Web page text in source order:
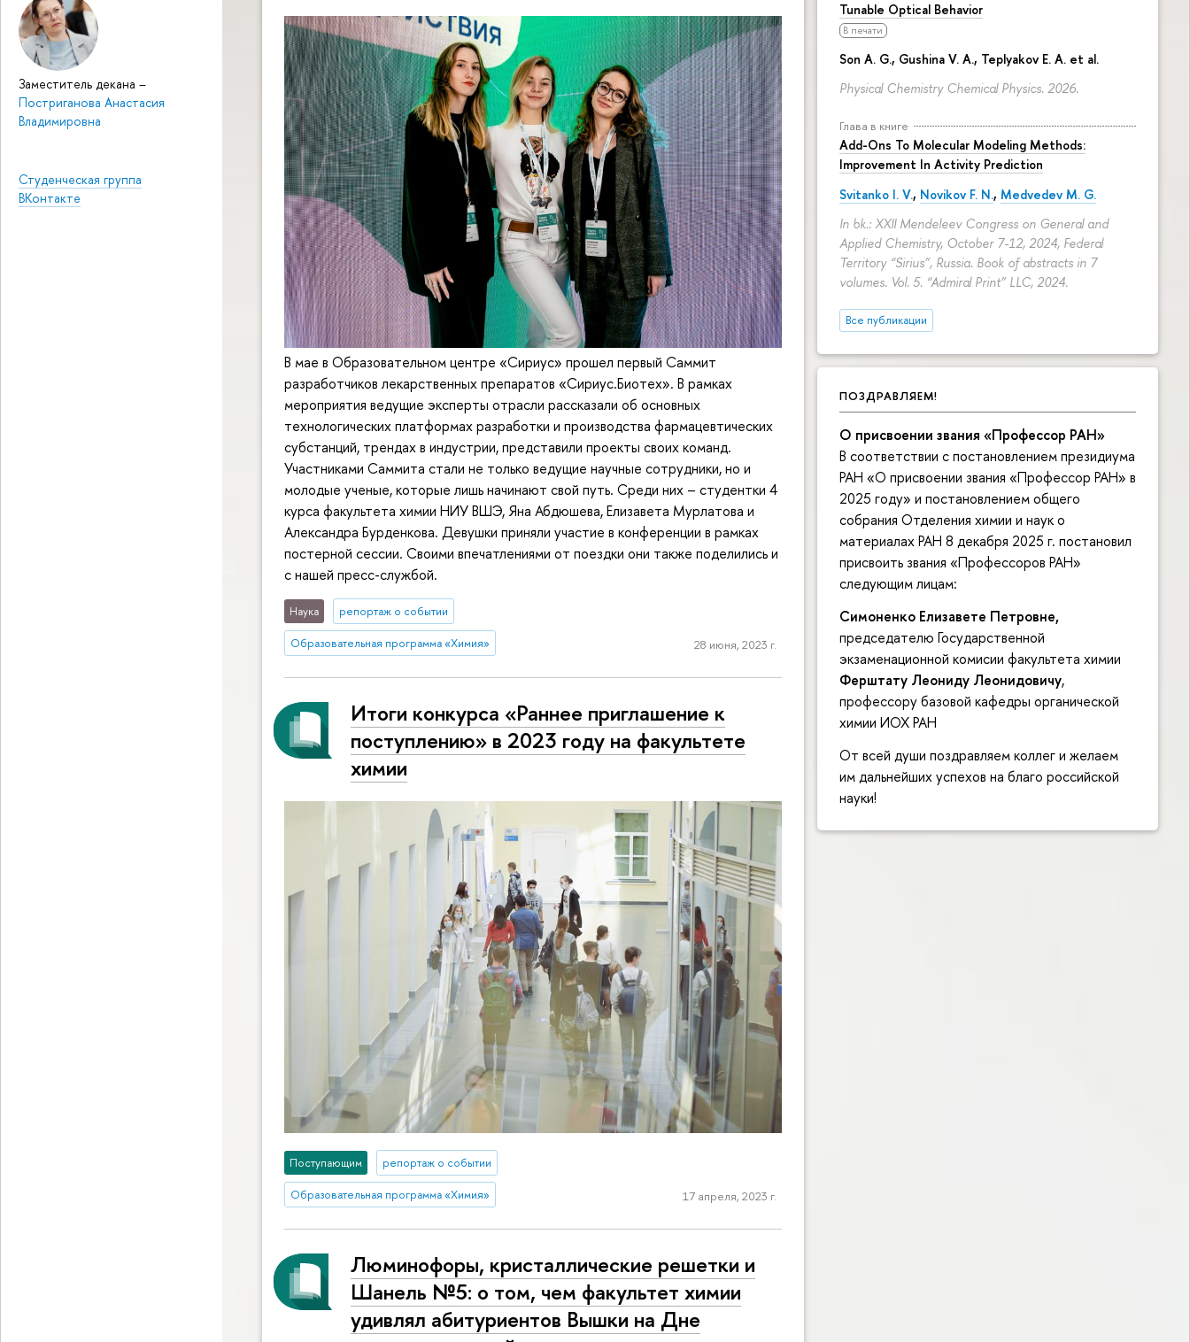
Заместитель декана –
Постриганова Анастасия
Владимировна
Студенческая группа
ВКонтакте
Tunable Optical Behavior
В печати
Son A. G., Gushina V. A., Teplyakov E. A. et al.
Physical Chemistry Chemical Physics. 2026.
Глава в книге
Add-Ons To Molecular Modeling Methods:
Improvement In Activity Prediction
Svitanko I. V., Novikov F. N., Medvedev M. G.
In bk.: XXII Mendeleev Congress on General and
Applied Chemistry, October 7-12, 2024, Federal
Territory “Sirius”, Russia. Book of abstracts in 7
volumes. Vol. 5. “Admiral Print” LLC, 2024.
Все публикации
ПОЗДРАВЛЯЕМ!
О присвоении звания «Профессор РАН»
В соответствии с постановлением президиума
РАН «О присвоении звания «Профессор РАН» в
2025 году» и постановлением общего
собрания Отделения химии и наук о
материалах РАН 8 декабря 2025 г. постановил
присвоить звания «Профессоров РАН»
следующим лицам:
Симоненко Елизавете Петровне,
председателю Государственной
экзаменационной комисии факультета химии
Ферштату Леониду Леонидовичу,
профессору базовой кафедры органической
химии ИОХ РАН
От всей души поздравляем коллег и желаем
им дальнейших успехов на благо российской
науки!
В мае в Образовательном центре «Сириус» прошел первый Саммит
разработчиков лекарственных препаратов «Сириус.Биотех». В рамках
мероприятия ведущие эксперты отрасли рассказали об основных
технологических платформах разработки и производства фармацевтических
субстанций, трендах в индустрии, представили проекты своих команд.
Участниками Саммита стали не только ведущие научные сотрудники, но и
молодые ученые, которые лишь начинают свой путь. Среди них – студентки 4
курса факультета химии НИУ ВШЭ, Яна Абдюшева, Елизавета Мурлатова и
Александра Бурденкова. Девушки приняли участие в конференции в рамках
постерной сессии. Своими впечатлениями от поездки они также поделились и
с нашей пресс-службой.
Наука репортаж о событии
Образовательная программа «Химия» 28 июня, 2023 г.
Итоги конкурса «Раннее приглашение к
поступлению» в 2023 году на факультете
химии
Поступающим репортаж о событии
Образовательная программа «Химия» 17 апреля, 2023 г.
Люминофоры, кристаллические решетки и
Шанель №5: о том, чем факультет химии
удивлял абитуриентов Вышки на Дне